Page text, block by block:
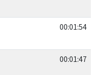
00:01:54
00:01:47